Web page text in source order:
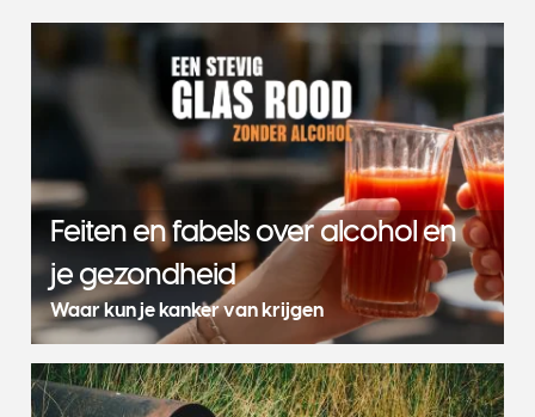
Feiten en fabels over alcohol en
je gezondheid
Waar kun je kanker van krijgen